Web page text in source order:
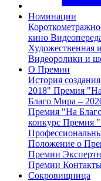
Номинации
кино
Художественная
Видеоролики и
О Премии
История
2018" Премия
Благо Мира –
Премия "На
конкурс Премия
Положение о
Премии
Премии
Сокровищница